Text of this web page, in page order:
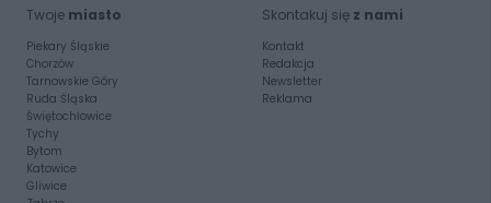
Twoje miasto
Piekary Śląskie
Chorzów
Tarnowskie Góry
Ruda Śląska
Świętochłowice
Tychy
Bytom
Katowice
Gliwice
Skontakuj się z nami
Kontakt
Redakcja
Newsletter
Reklama